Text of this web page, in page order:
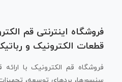
فروشگاه اینترنتی قم
قطعات الکترونیک و
فروشگاه قم الکترونیک با ارائه
سنسورها، بردهای توسعه،